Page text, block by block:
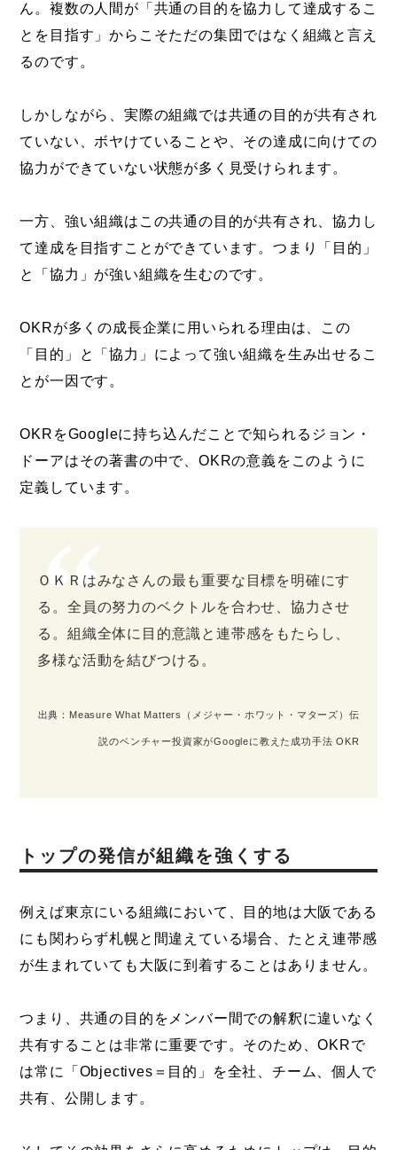
ん。複数の人間が「共通の目的を協力して達成するこ
とを目指す」からこそただの集団ではなく組織と言え
るのです。
しかしながら、実際の組織では共通の目的が共有され
ていない、ボヤけていることや、その達成に向けての
協力ができていない状態が多く見受けられます。
一方、強い組織はこの共通の目的が共有され、協力し
て達成を目指すことができています。つまり「目的」
と「協力」が強い組織を生むのです。
OKRが多くの成長企業に用いられる理由は、この
「目的」と「協力」によって強い組織を生み出せるこ
とが一因です。
OKRをGoogleに持ち込んだことで知られるジョン・
ドーアはその著書の中で、OKRの意義をこのように
定義しています。
ＯＫＲはみなさんの最も重要な目標を明確にす
る。全員の努力のベクトルを合わせ、協力させ
る。組織全体に目的意識と連帯感をもたらし、
多様な活動を結びつける。
出典：Measure What Matters（メジャー・ホワット・マターズ）伝
説のベンチャー投資家がGoogleに教えた成功手法 OKR
トップの発信が組織を強くする
例えば東京にいる組織において、目的地は大阪である
にも関わらず札幌と間違えている場合、たとえ連帯感
が生まれていても大阪に到着することはありません。
つまり、共通の目的をメンバー間での解釈に違いなく
共有することは非常に重要です。そのため、OKRで
は常に「Objectives＝目的」を全社、チーム、個人で
共有、公開します。